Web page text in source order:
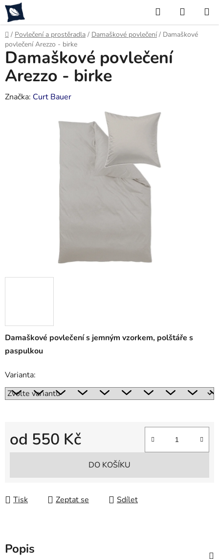
Přejít
na
obsah
Hledat
KOŠÍK
Domů
/ Povlečení a prostěradla / Damaškové povlečení / Damaškové
povlečení Arezzo - birke
Damaškové povlečení s jemným vzorkem, polštáře s
paspulkou
Varianta:
od 550 Kč
Měrná cena:
DO KOŠÍKU
Tisk Zeptat se Sdílet
Damaškové povlečení
Arezzo - birke
Značka: Curt Bauer
Popis